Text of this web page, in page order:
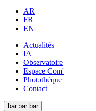
AR
FR
EN
Actualités
IA
Observatoire
Espace Com'
Photothèque
Contact
bar bar bar